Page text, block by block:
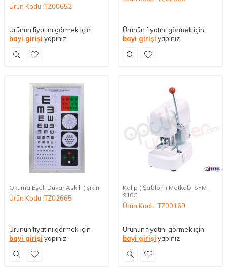
Ürün Kodu :TZ00652
Ürünün fiyatını görmek için
bayi girişi yapınız
Ürünün fiyatını görmek için
bayi girişi yapınız
Okuma Eşeli Duvar Askılı (Işıklı)
Ürün Kodu :TZ02665
Ürünün fiyatını görmek için
bayi girişi yapınız
Kalıp ( Şablon ) Matkabı SFM-
918C
Ürün Kodu :TZ00169
Ürünün fiyatını görmek için
bayi girişi yapınız